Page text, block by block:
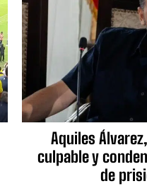
Aquiles
culpable y
de